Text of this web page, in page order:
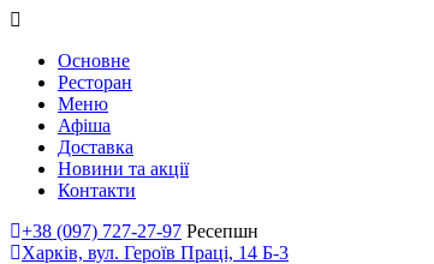
Основне
Ресторан
Меню
Афіша
Доставка
Новини та акції
Контакти
+38 (097) 727-27-97 Ресепшн
Харків, вул. Героїв Праці, 14 Б-3